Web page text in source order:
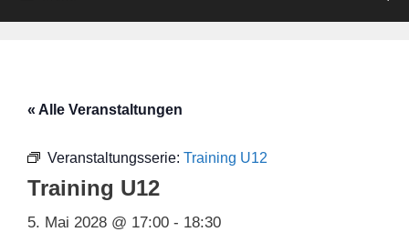
« Alle Veranstaltungen
Veranstaltungsserie: Training U12
Training U12
5. Mai 2028 @ 17:00 - 18:30